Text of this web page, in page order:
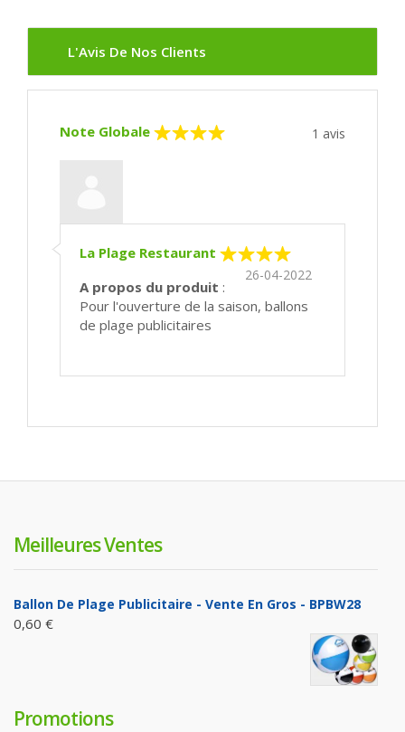
L'Avis De Nos Clients
Note Globale 1 avis
La Plage Restaurant
26-04-2022
A propos du produit :
Pour l'ouverture de la saison, ballons
de plage publicitaires
Meilleures Ventes
Ballon De Plage Publicitaire - Vente En Gros - BPBW28
0,60 €
Promotions